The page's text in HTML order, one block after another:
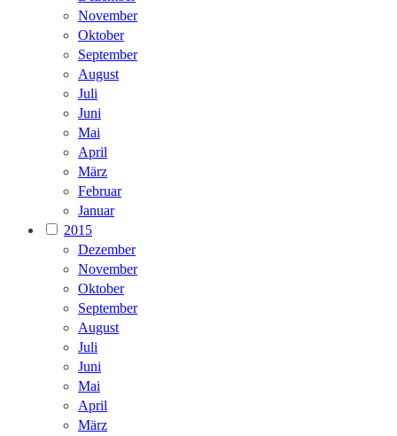
November
Oktober
September
August
Juli
Juni
Mai
April
März
Februar
Januar
2015
Dezember
November
Oktober
September
August
Juli
Juni
Mai
April
März